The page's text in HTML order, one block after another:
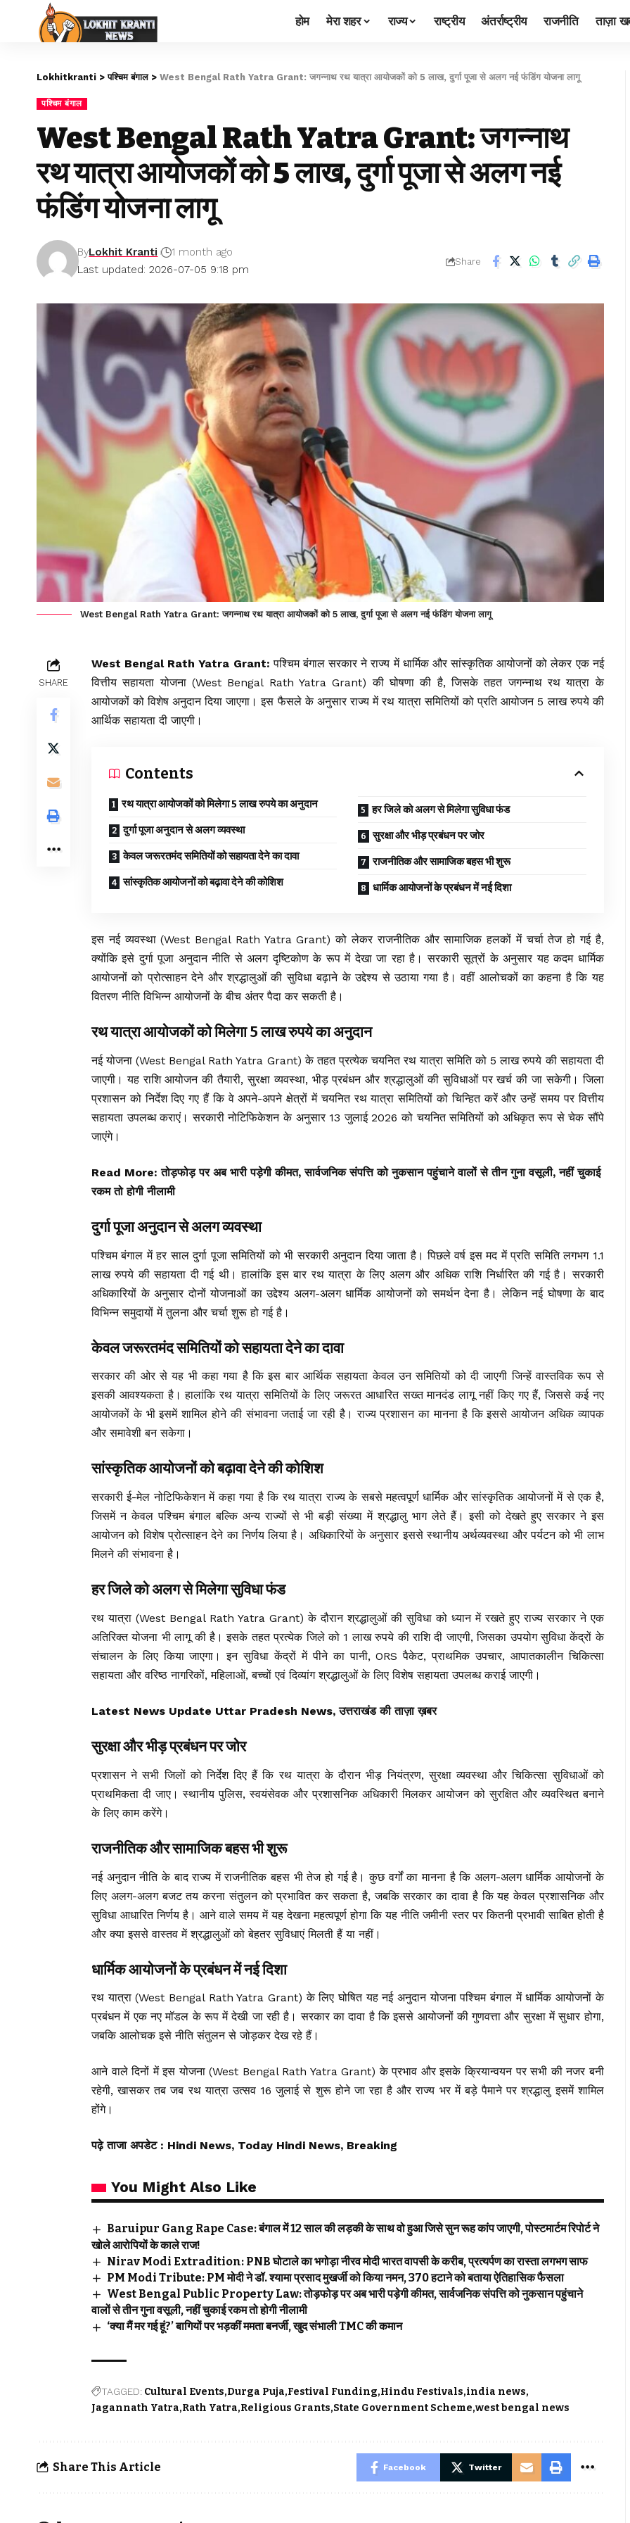
होम मेरा शहर राज्य राष्ट्रीय अंतर्राष्ट्रीय राजनीति ताज़ा
Lokhitkranti >पश्चिम बंगाल> West Bengal Rath Yatra Grant: जगन्नाथ रथ यात्रा आयोजकों को 5 लाख, दुर्गा पूजा से अलग नई फंडिंग योजना लागू
पश्चिम बंगाल
West Bengal Rath Yatra Grant: जगन्नाथ
रथ यात्रा आयोजकों को 5 लाख, दुर्गा पूजा से अलग नई
फंडिंग योजना लागू
Last updated: 2026-07-05 9:18 pm
ByLokhit Kranti 1 month ago
Share
West Bengal Rath Yatra Grant: जगन्नाथ रथ यात्रा आयोजकों को 5 लाख, दुर्गा पूजा से अलग नई फंडिंग योजना लागू
SHARE
West Bengal Rath Yatra Grant: पश्चिम बंगालसरकार ने राज्य में धार्मिक और सांस्कृतिक आयोजनों को लेकर एक नई
वित्तीय सहायता योजना (West Bengal Rath Yatra Grant) की घोषणा की है, जिसके तहत जगन्नाथ रथ यात्रा के
आयोजकों को विशेष अनुदान दिया जाएगा। इस फैसले के अनुसार राज्य में रथ यात्रा समितियों को प्रति आयोजन 5 लाख रुपये की
आर्थिक सहायता दी जाएगी।
Contents
रथ यात्रा आयोजकों को मिलेगा 5 लाख रुपये का अनुदान
दुर्गा पूजा अनुदान से अलग व्यवस्था
केवल जरूरतमंद समितियों को सहायता देने का दावा
सांस्कृतिक आयोजनों को बढ़ावा देने की कोशिश
हर जिले को अलग से मिलेगा सुविधा फंड
सुरक्षा और भीड़ प्रबंधन पर जोर
राजनीतिक और सामाजिक बहस भी शुरू
धार्मिक आयोजनों के प्रबंधन में नई दिशा
इस नई व्यवस्था (West Bengal Rath Yatra Grant) को लेकर राजनीतिक और सामाजिक हलकों में चर्चा तेज हो गई है,
क्योंकि इसे दुर्गा पूजा अनुदान नीति से अलग दृष्टिकोण के रूप में देखा जा रहा है। सरकारी सूत्रों के अनुसार यह कदम धार्मिक
आयोजनों को प्रोत्साहन देने और श्रद्धालुओं की सुविधा बढ़ाने के उद्देश्य से उठाया गया है। वहीं आलोचकों का कहना है कि यह
वितरण नीति विभिन्न आयोजनों के बीच अंतर पैदा कर सकती है।
रथ यात्रा आयोजकों को मिलेगा 5 लाख रुपये का अनुदान
नई योजना (West Bengal Rath Yatra Grant) के तहत प्रत्येक चयनित रथ यात्रा समिति को 5 लाख रुपये की सहायता दी
जाएगी। यह राशि आयोजन की तैयारी, सुरक्षा व्यवस्था, भीड़ प्रबंधन और श्रद्धालुओं की सुविधाओं पर खर्च की जा सकेगी। जिला
प्रशासन को निर्देश दिए गए हैं कि वे अपने-अपने क्षेत्रों में चयनित रथ यात्रा समितियों को चिन्हित करें और उन्हें समय पर वित्तीय
सहायता उपलब्ध कराएं। सरकारी नोटिफिकेशन के अनुसार 13 जुलाई 2026 को चयनित समितियों को अधिकृत रूप से चेक सौंपे
जाएंगे।
Read More:तोड़फोड़ पर अब भारी पड़ेगी कीमत, सार्वजनिक संपत्ति को नुकसान पहुंचाने वालों से तीन गुना वसूली, नहीं चुकाई
रकम तो होगी नीलामी
दुर्गा पूजा अनुदान से अलग व्यवस्था
पश्चिम बंगाल में हर साल दुर्गा पूजा समितियों को भी सरकारी अनुदान दिया जाता है। पिछले वर्ष इस मद में प्रति समिति लगभग 1.1
लाख रुपये की सहायता दी गई थी। हालांकि इस बार रथ यात्रा के लिए अलग और अधिक राशि निर्धारित की गई है। सरकारी
अधिकारियों के अनुसार दोनों योजनाओं का उद्देश्य अलग-अलग धार्मिक आयोजनों को समर्थन देना है। लेकिन नई घोषणा के बाद
विभिन्न समुदायों में तुलना और चर्चा शुरू हो गई है।
केवल जरूरतमंद समितियों को सहायता देने का दावा
सरकार की ओर से यह भी कहा गया है कि इस बार आर्थिक सहायता केवल उन समितियों को दी जाएगी जिन्हें वास्तविक रूप से
इसकी आवश्यकता है। हालांकि रथ यात्रा समितियों के लिए जरूरत आधारित सख्त मानदंड लागू नहीं किए गए हैं, जिससे कई नए
आयोजकों के भी इसमें शामिल होने की संभावना जताई जा रही है। राज्य प्रशासन का मानना है कि इससे आयोजन अधिक व्यापक
और समावेशी बन सकेगा।
सांस्कृतिक आयोजनों को बढ़ावा देने की कोशिश
सरकारी ई-मेल नोटिफिकेशन में कहा गया है कि रथ यात्रा राज्य के सबसे महत्वपूर्ण धार्मिक और सांस्कृतिक आयोजनों में से एक है,
जिसमें न केवल पश्चिम बंगाल बल्कि अन्य राज्यों से भी बड़ी संख्या में श्रद्धालु भाग लेते हैं। इसी को देखते हुए सरकार ने इस
आयोजन को विशेष प्रोत्साहन देने का निर्णय लिया है। अधिकारियों के अनुसार इससे स्थानीय अर्थव्यवस्था और पर्यटन को भी लाभ
मिलने की संभावना है।
हर जिले को अलग से मिलेगा सुविधा फंड
रथ यात्रा (West Bengal Rath Yatra Grant) के दौरान श्रद्धालुओं की सुविधा को ध्यान में रखते हुए राज्य सरकार ने एक
अतिरिक्त योजना भी लागू की है। इसके तहत प्रत्येक जिले को 1 लाख रुपये की राशि दी जाएगी, जिसका उपयोग सुविधा केंद्रों के
संचालन के लिए किया जाएगा। इन सुविधा केंद्रों में पीने का पानी, ORS पैकेट, प्राथमिक उपचार, आपातकालीन चिकित्सा
सहायता और वरिष्ठ नागरिकों, महिलाओं, बच्चों एवं दिव्यांग श्रद्धालुओं के लिए विशेष सहायता उपलब्ध कराई जाएगी।
Latest News Update Uttar Pradesh News, उत्तराखंड की ताज़ा ख़बर
सुरक्षा और भीड़ प्रबंधन पर जोर
प्रशासन ने सभी जिलों को निर्देश दिए हैं कि रथ यात्रा के दौरान भीड़ नियंत्रण, सुरक्षा व्यवस्था और चिकित्सा सुविधाओं को
प्राथमिकता दी जाए। स्थानीय पुलिस, स्वयंसेवक और प्रशासनिक अधिकारी मिलकर आयोजन को सुरक्षित और व्यवस्थित बनाने
के लिए काम करेंगे।
राजनीतिक और सामाजिक बहस भी शुरू
नई अनुदान नीति के बाद राज्य में राजनीतिक बहस भी तेज हो गई है। कुछ वर्गों का मानना है कि अलग-अलग धार्मिक आयोजनों के
लिए अलग-अलग बजट तय करना संतुलन को प्रभावित कर सकता है, जबकि सरकार का दावा है कि यह केवल प्रशासनिक और
सुविधा आधारित निर्णय है। आने वाले समय में यह देखना महत्वपूर्ण होगा कि यह नीति जमीनी स्तर पर कितनी प्रभावी साबित होती है
और क्या इससे वास्तव में श्रद्धालुओं को बेहतर सुविधाएं मिलती हैं या नहीं।
धार्मिक आयोजनों के प्रबंधन में नई दिशा
रथ यात्रा (West Bengal Rath Yatra Grant) के लिए घोषित यह नई अनुदान योजना पश्चिम बंगाल में धार्मिक आयोजनों के
प्रबंधन में एक नए मॉडल के रूप में देखी जा रही है। सरकार का दावा है कि इससे आयोजनों की गुणवत्ता और सुरक्षा में सुधार होगा,
जबकि आलोचक इसे नीति संतुलन से जोड़कर देख रहे हैं।
आने वाले दिनों में इस योजना (West Bengal Rath Yatra Grant) के प्रभाव और इसके क्रियान्वयन पर सभी की नजर बनी
रहेगी, खासकर तब जब रथ यात्रा उत्सव 16 जुलाई से शुरू होने जा रहा है और राज्य भर में बड़े पैमाने पर श्रद्धालु इसमें शामिल
होंगे।
पढ़े ताजा अपडेट : Hindi News, Today Hindi News, Breaking
You Might Also Like
Baruipur Gang Rape Case: बंगाल में 12 साल की लड़की के साथ वो हुआ जिसे सुन रूह कांप जाएगी, पोस्टमार्टम रिपोर्ट ने
खोले आरोपियों के काले राज!
Nirav Modi Extradition: PNB घोटाले का भगोड़ा नीरव मोदी भारत वापसी के करीब, प्रत्यर्पण का रास्ता लगभग साफ
PM Modi Tribute: PM मोदी ने डॉ. श्यामा प्रसाद मुखर्जी को किया नमन, 370 हटाने को बताया ऐतिहासिक फैसला
West Bengal Public Property Law: तोड़फोड़ पर अब भारी पड़ेगी कीमत, सार्वजनिक संपत्ति को नुकसान पहुंचाने
वालों से तीन गुना वसूली, नहीं चुकाई रकम तो होगी नीलामी
‘क्या मैं मर गई हूं?’ बागियों पर भड़कीं ममता बनर्जी, खुद संभाली TMC की कमान
TAGGED: Cultural Events Durga Puja Festival Funding Hindu Festivals india news
Jagannath Yatra Rath Yatra Religious Grants State Government Scheme west bengal news
Share This Article Facebook Twitter